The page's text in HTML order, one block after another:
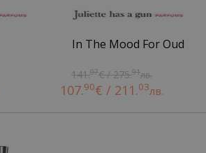
In The Mood For Oud
141.07€ / 275.91лв.
107.90€ / 211.03лв.